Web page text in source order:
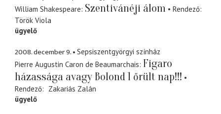
William Shakespeare Szentivánéji álom
Rendező
Török Viola
ügyelő
2008. december 9.
Sepsiszentgyörgyi színház
Pierre Augustin Caron de Beaumarchais Figaro
házassága avagy Bolond 1 őrült nap!!!
Rendező
Zakariás Zalán
ügyelő